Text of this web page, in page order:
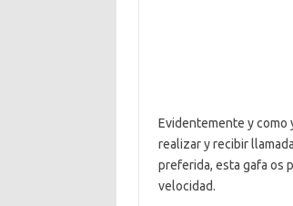
Evidentemente y como
realizar y recibir
preferida, esta gafa os
velocidad.